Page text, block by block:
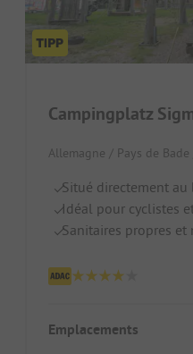
Campingplatz
Allemagne / Pays de
Situé directement au
Idéal pour cyclistes
Sanitaires propres et
Emplacements